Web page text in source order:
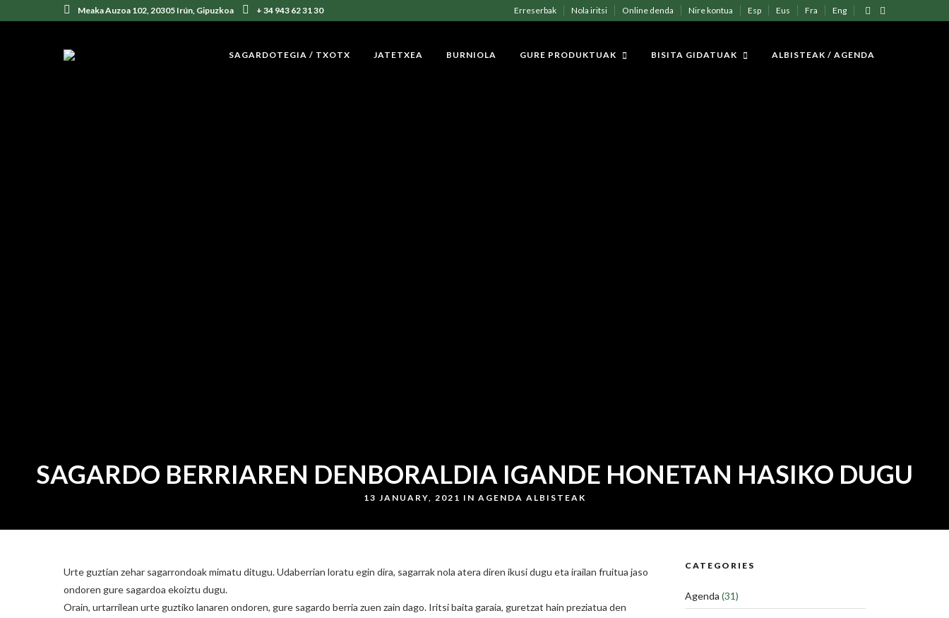
Erreserbak Nola iritsi Online denda Nire kontua Esp Eus Fra Eng
Meaka Auzoa 102, 20305 Irún, Gipuzkoa + 34 943 62 31 30
SAGARDOTEGIA / TXOTX JATETXEA BURNIOLA GURE PRODUKTUAK BISITA GIDATUAK ALBISTEAK / AGENDA
SAGARDO BERRIAREN DENBORALDIA IGANDE HONETAN HASIKO DUGU
13 JANUARY, 2021 IN AGENDA ALBISTEAK
Urte guztian zehar sagarrondoak mimatu ditugu. Udaberrian loratu egin dira, sagarrak nola atera diren ikusi dugu eta irailan fruitua jaso
ondoren gure sagardoa ekoiztu dugu.
Orain, urtarrilean urte guztiko lanaren ondoren, gure sagardo berria zuen zain dago. Iritsi baita garaia, guretzat hain preziatua den
CATEGORIES
Agenda (31)